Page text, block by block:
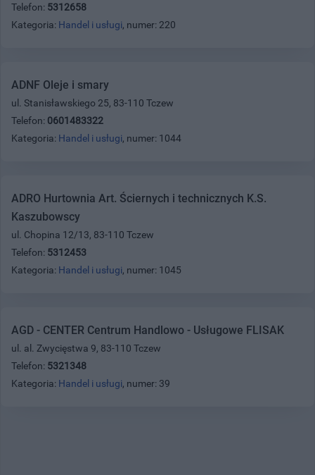
Telefon: 5312658
Kategoria: Handel i usługi, numer: 220
ADNF Oleje i smary
ul. Stanisławskiego 25, 83-110 Tczew
Telefon: 0601483322
Kategoria: Handel i usługi, numer: 1044
ADRO Hurtownia Art. Ściernych i technicznych K.S.
Kaszubowscy
ul. Chopina 12/13, 83-110 Tczew
Telefon: 5312453
Kategoria: Handel i usługi, numer: 1045
AGD - CENTER Centrum Handlowo - Usługowe FLISAK
ul. al. Zwycięstwa 9, 83-110 Tczew
Telefon: 5321348
Kategoria: Handel i usługi, numer: 39